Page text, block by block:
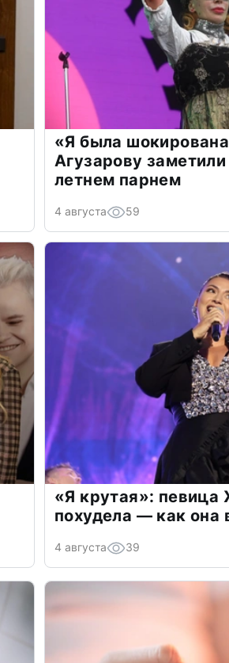
«Я была
Агузарову
летнем парнем
4 августа 59
«Я крутая»: певица
похудела — как она
4 августа 39